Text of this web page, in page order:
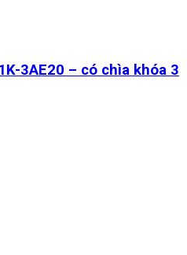
3AE20 – có chìa khóa 3